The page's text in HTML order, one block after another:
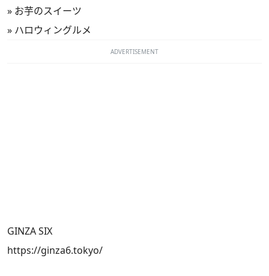
» お芋のスイーツ
» ハロウィングルメ
ADVERTISEMENT
GINZA SIX
https://ginza6.tokyo/